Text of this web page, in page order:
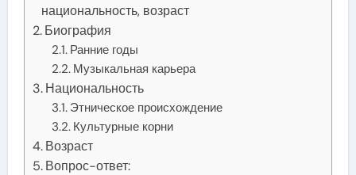
национальность, возраст
Биография
Ранние годы
Музыкальная карьера
Национальность
Этническое происхождение
Культурные корни
Возраст
Вопрос-ответ: